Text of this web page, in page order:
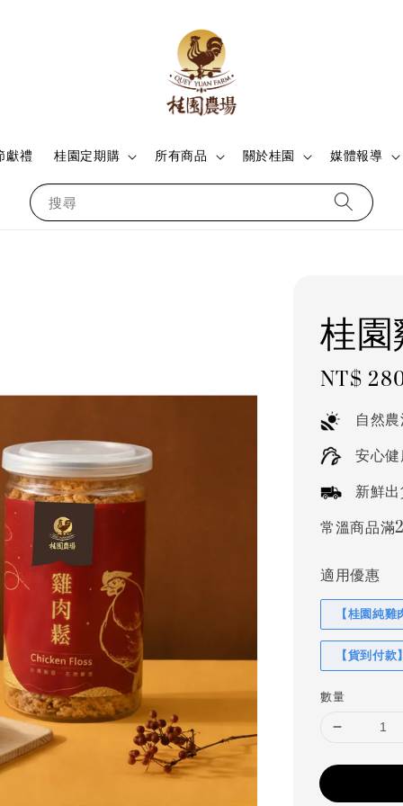
搜尋
獻禮 桂園定期購 所有商品 關於桂園 媒體報導
桂
Regular
price
NT$
自然
安心
新鮮
常溫商品
適用優惠
【桂園純
【貨到付
數量